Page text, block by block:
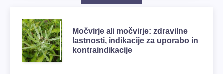
Močvirje ali močvirje: zdravilne
lastnosti, indikacije za uporabo in
kontraindikacije